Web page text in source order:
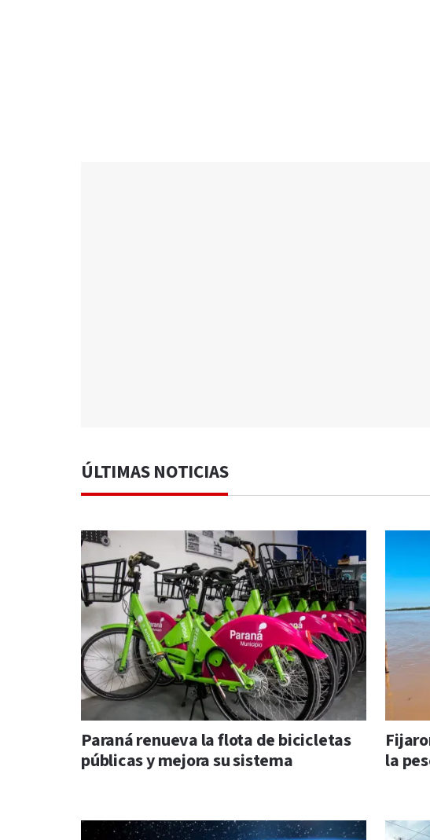
ÚLTIMAS NOTICIAS
Paraná renueva la flota de bicicletas
públicas y mejora su sistema
la